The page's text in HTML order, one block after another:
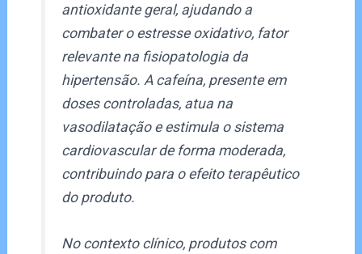
antioxidante geral, ajudando a
combater o estresse oxidativo, fator
relevante na fisiopatologia da
hipertensão. A cafeína, presente em
doses controladas, atua na
vasodilatação e estimula o sistema
cardiovascular de forma moderada,
contribuindo para o efeito terapêutico
do produto.
No contexto clínico, produtos com